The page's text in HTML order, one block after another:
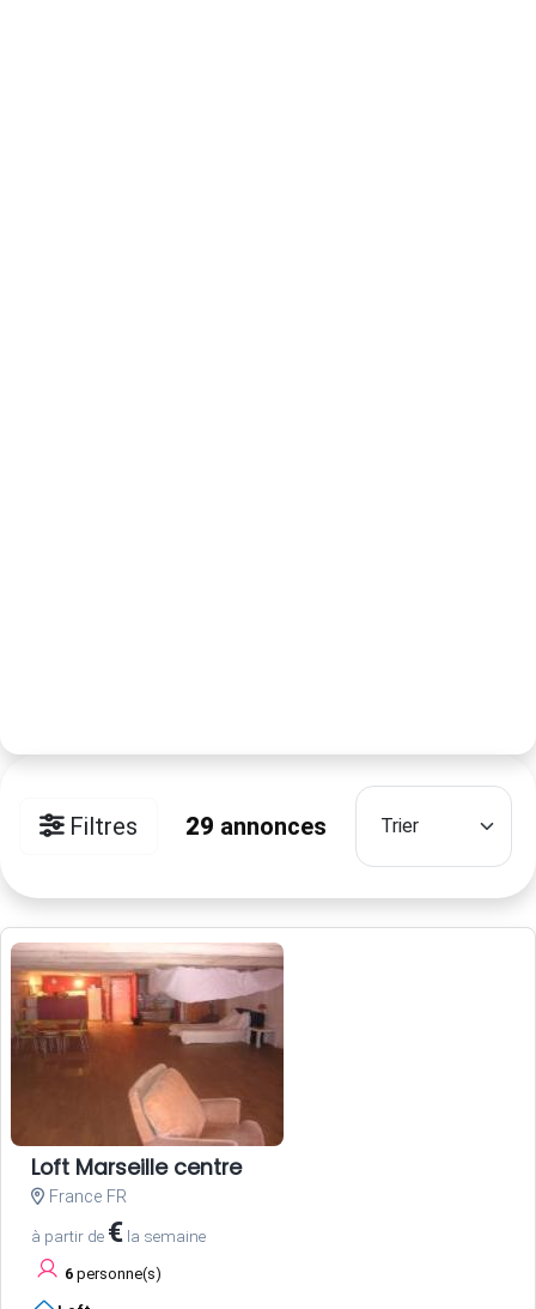
Filtres 29 annonces
Loft Marseille centre
France FR
à partir de € la semaine
6 personne(s)